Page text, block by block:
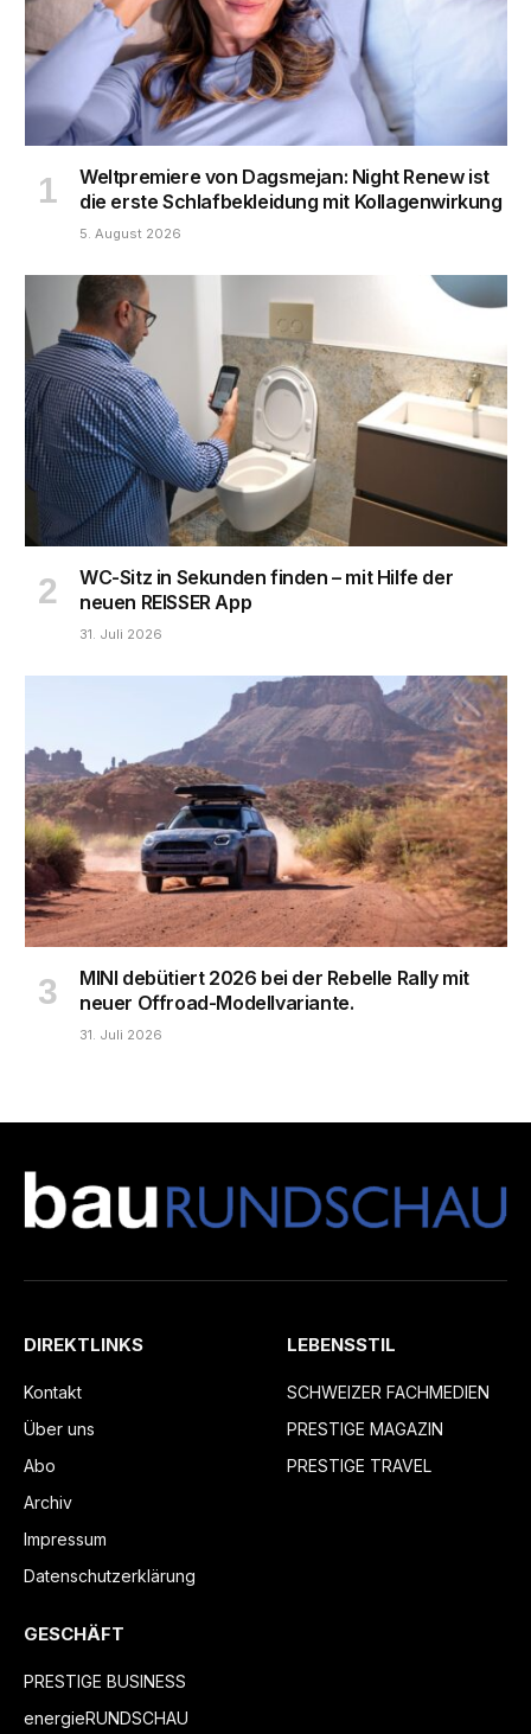
Weltpremiere von Dagsmejan: Night Renew ist
die erste Schlafbekleidung mit Kollagenwirkung
5. August 2026
WC-Sitz in Sekunden finden – mit Hilfe der
neuen REISSER App
31. Juli 2026
MINI debütiert 2026 bei der Rebelle Rally mit
neuer Offroad-Modellvariante.
31. Juli 2026
DIREKTLINKS
Kontakt
Über uns
Abo
Archiv
Impressum
Datenschutzerklärung
LEBENSSTIL
SCHWEIZER FACHMEDIEN
PRESTIGE MAGAZIN
PRESTIGE TRAVEL
GESCHÄFT
PRESTIGE BUSINESS
energieRUNDSCHAU